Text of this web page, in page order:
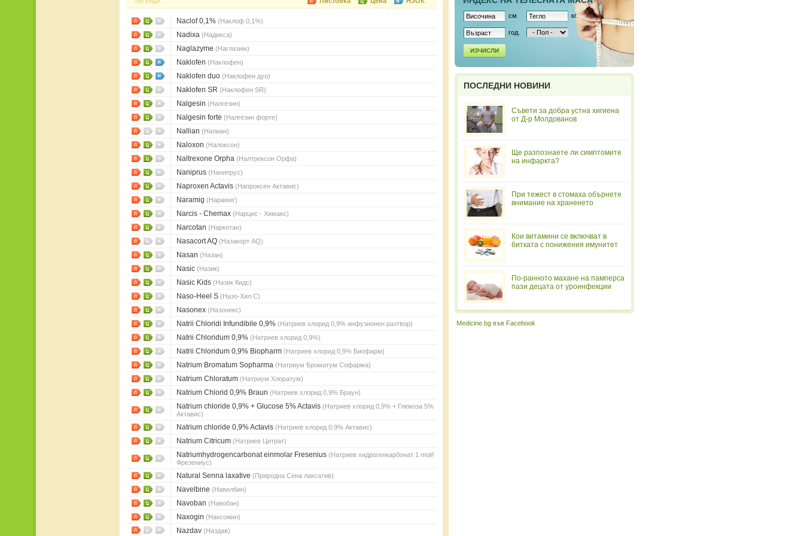
ЛЕГЕНДА
Naclof 0,1% (Наклоф 0,1%)
Nadixa (Надикса)
Naglazyme (Наглазим)
Naklofen (Наклофен)
Naklofen duo (Наклофен дуо)
Naklofen SR (Наклофен SR)
Nalgesin (Налгезин)
Nalgesin forte (Налгезин форте)
Nallian (Налиан)
Naloxon (Налоксон)
Naltrexone Orpha (Налтрексон Орфа)
Naniprus (Нанипрус)
Naproxen Actavis (Напроксен Актавис)
Naramig (Нарамиг)
Narcis - Chemax (Нарцис - Химакс)
Narcotan (Наркотан)
Nasacort AQ (Назакорт AQ)
Nasan (Назан)
Nasic (Назик)
Nasic Kids (Назик Кидс)
Naso-Heel S (Назо-Хил С)
Nasonex (Назонекс)
Natrii Chloridi Infundibile 0,9% (Натриев хлорид 0,9% инфузионен разтвор)
Natrii Chloridum 0,9% (Натриев хлорид 0,9%)
Natrii Chloridum 0,9% Biopharm (Натриев хлорид 0,9% Биофарм)
Natrium Bromatum Sopharma (Натриум Броматум Софарма)
Natrium Chloratum (Натриум Хлоратум)
Natrium Chlorid 0,9% Braun (Натриев хлорид 0,9% Браун)
Natrium chloride 0,9% + Glucose 5% Actavis (Натриев хлорид 0,9% + Глюкоза 5%
Актавис)
Natrium chloride 0,9% Actavis (Натриев хлорид 0,9% Актавис)
Natrium Citricum (Натриев Цитрат)
Natriumhydrogencarbonat einmolar Fresenius (Натриев хидрогенкарбонат 1 mol/l
Фрезениус)
Natural Senna laxative (Природна Сена лаксатив)
Navelbine (Навелбин)
Navoban (Навобан)
Naxogin (Наксожин)
Nazdav (Наздав)
см кг.
год.
ИЗЧИСЛИ
ПОСЛЕДНИ НОВИНИ
Съвети за добра устна хигиена
от Д-р Молдованов
Ще разпознаете ли симптомите
на инфаркта?
При тежест в стомаха обърнете
внимание на храненето
Кои витамини се включват в
битката с понижения имунитет
По-ранното махане на памперса
пази децата от уроинфекции
Medicine.bg във Facebook